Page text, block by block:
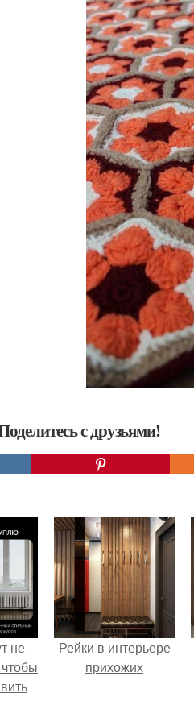
с друзьями!
не
Рейки в интерьере
прихожих